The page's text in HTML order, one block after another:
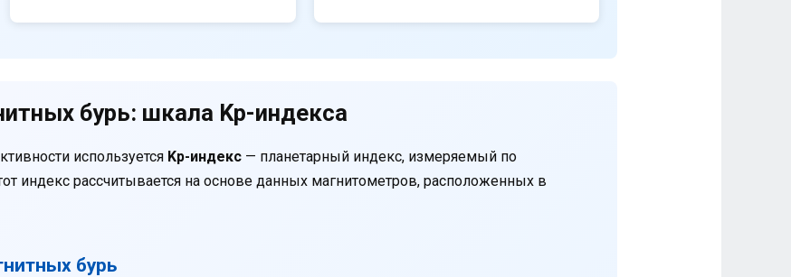
бурь: шкала Kp-индекса
используется Kp-индекс — планетарный индекс, измеряемый по
индекс рассчитывается на основе данных магнитометров, расположенных в
бурь